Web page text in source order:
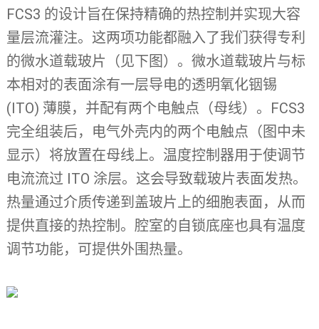
FCS3 的设计旨在保持精确的热控制并实现大容
量层流灌注。这两项功能都融入了我们获得专利
的微水道载玻片（见下图）。微水道载玻片与标
本相对的表面涂有一层导电的透明氧化铟锡
(ITO) 薄膜，并配有两个电触点（母线）。FCS3
完全组装后，电气外壳内的两个电触点（图中未
显示）将放置在母线上。温度控制器用于使调节
电流流过 ITO 涂层。这会导致载玻片表面发热。
热量通过介质传递到盖玻片上的细胞表面，从而
提供直接的热控制。腔室的自锁底座也具有温度
调节功能，可提供外围热量。